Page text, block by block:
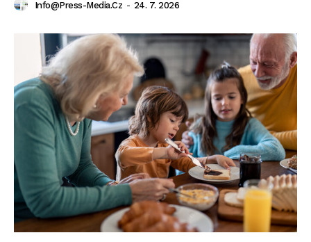
Info@press-Media.cz - 24. 7. 2026